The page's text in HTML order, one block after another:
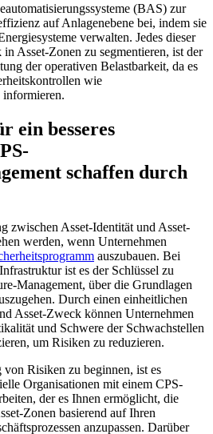
(BAS) zur
auf Anlagenebene bei, indem sie
verwalten. Jedes dieser
Asset-Zonen zu segmentieren, ist der
der operativen Belastbarkeit, da es
wie
informieren.
ein besseres
schaffen durch
zwischen Asset-Identität und Asset-
werden, wenn Unternehmen
auszubauen. Bei
ist es der Schlüssel zu
Management, über die Grundlagen
Durch einen einheitlichen
Asset-Zweck können Unternehmen
und Schwere der Schwachstellen
um Risiken zu reduzieren.
Risiken zu beginnen, ist es
Organisationen mit einem CPS-
der es Ihnen ermöglicht, die
Zonen basierend auf Ihren
anzupassen. Darüber